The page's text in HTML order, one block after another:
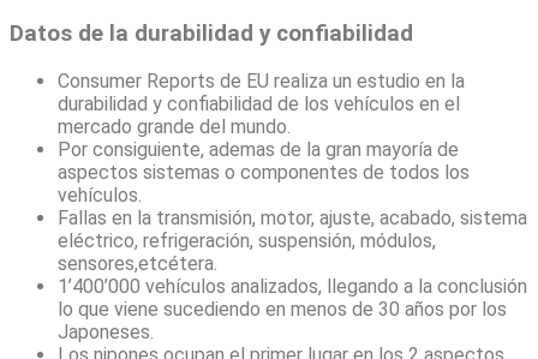
Datos de la durabilidad y confiabilidad
Consumer Reports de EU realiza un estudio en la
durabilidad y confiabilidad de los vehículos en el
mercado grande del mundo.
Por consiguiente, ademas de la gran mayoría de
aspectos sistemas o componentes de todos los
vehículos.
Fallas en la transmisión, motor, ajuste, acabado, sistema
eléctrico, refrigeración, suspensión, módulos,
sensores,etcétera.
1’400’000 vehículos analizados, llegando a la conclusión
lo que viene sucediendo en menos de 30 años por los
Japoneses.